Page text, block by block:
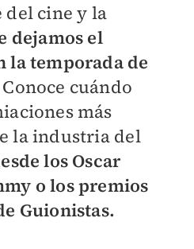
del cine y la
dejamos el
la temporada de
cuándo
más
la industria del
los Oscar
o los premios
Guionistas.